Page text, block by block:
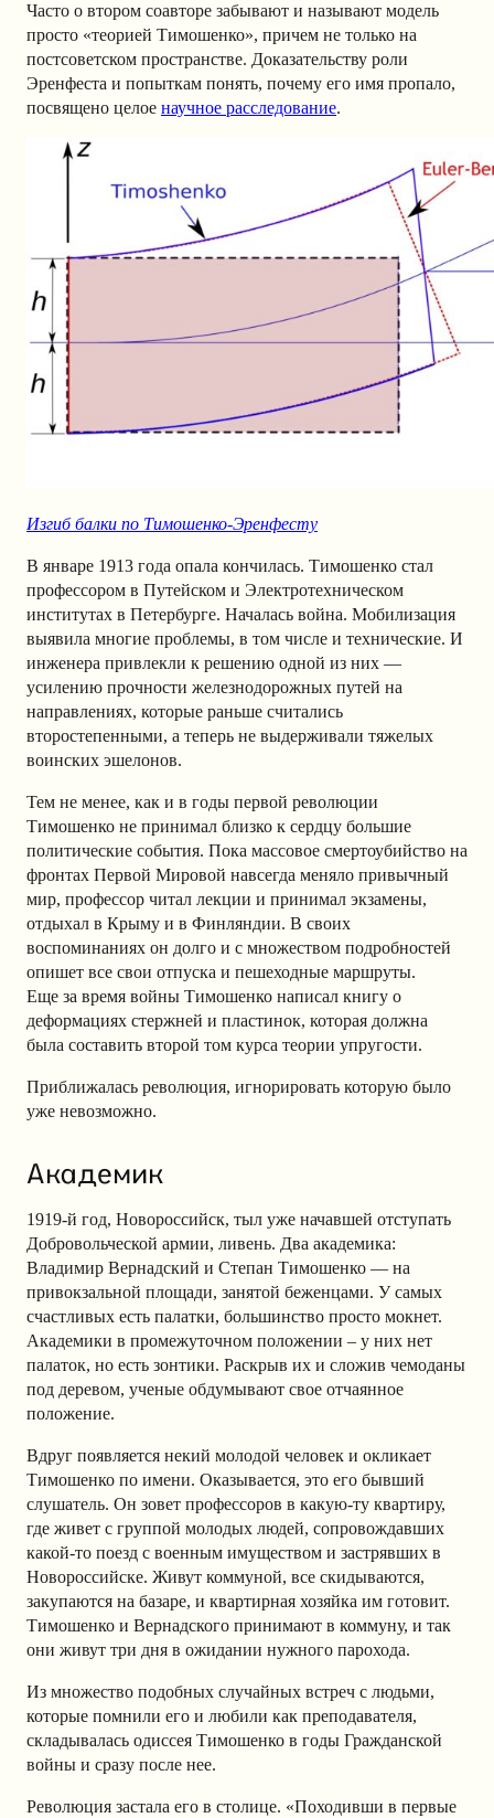
Часто о втором соавторе забывают и называют модель
просто «теорией Тимошенко», причем не только на
постсоветском пространстве. Доказательству роли
Эренфеста и попыткам понять, почему его имя пропало,
посвящено целое научное расследование.
Изгиб балки по Тимошенко-Эренфесту
В январе 1913 года опала кончилась. Тимошенко стал
профессором в Путейском и Электротехническом
институтах в Петербурге. Началась война. Мобилизация
выявила многие проблемы, в том числе и технические. И
инженера привлекли к решению одной из них —
усилению прочности железнодорожных путей на
направлениях, которые раньше считались
второстепенными, а теперь не выдерживали тяжелых
воинских эшелонов.
Тем не менее, как и в годы первой революции
Тимошенко не принимал близко к сердцу большие
политические события. Пока массовое смертоубийство на
фронтах Первой Мировой навсегда меняло привычный
мир, профессор читал лекции и принимал экзамены,
отдыхал в Крыму и в Финляндии. В своих
воспоминаниях он долго и с множеством подробностей
опишет все свои отпуска и пешеходные маршруты.
Еще за время войны Тимошенко написал книгу о
деформациях стержней и пластинок, которая должна
была составить второй том курса теории упругости.
Приближалась революция, игнорировать которую было
уже невозможно.
Академик
1919-й год, Новороссийск, тыл уже начавшей отступать
Добровольческой армии, ливень. Два академика:
Владимир Вернадский и Степан Тимошенко — на
привокзальной площади, занятой беженцами. У самых
счастливых есть палатки, большинство просто мокнет.
Академики в промежуточном положении – у них нет
палаток, но есть зонтики. Раскрыв их и сложив чемоданы
под деревом, ученые обдумывают свое отчаянное
положение.
Вдруг появляется некий молодой человек и окликает
Тимошенко по имени. Оказывается, это его бывший
слушатель. Он зовет профессоров в какую-ту квартиру,
где живет с группой молодых людей, сопровождавших
какой-то поезд с военным имуществом и застрявших в
Новороссийске. Живут коммуной, все скидываются,
закупаются на базаре, и квартирная хозяйка им готовит.
Тимошенко и Вернадского принимают в коммуну, и так
они живут три дня в ожидании нужного парохода.
Из множество подобных случайных встреч с людьми,
которые помнили его и любили как преподавателя,
складывалась одиссея Тимошенко в годы Гражданской
войны и сразу после нее.
Революция застала его в столице. «Походивши в первые